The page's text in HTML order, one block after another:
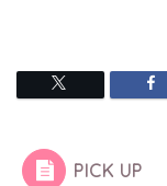
PICK UP